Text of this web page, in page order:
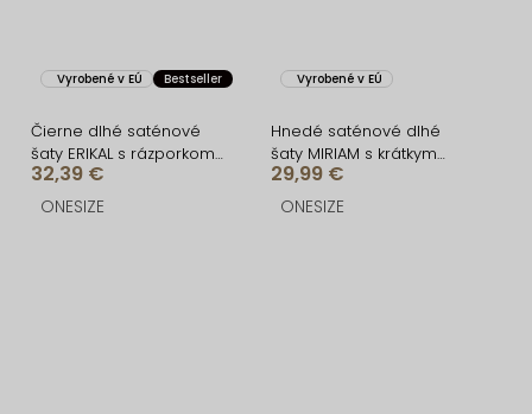
Vyrobené v EÚ Bestseller
Čierne dlhé saténové
šaty ERIKAL s rázporkom
a šnurovaním
32,39 €
ONESIZE
Vyrobené v EÚ
Hnedé saténové dlhé
šaty MIRIAM s krátkym
rukávom
29,99 €
ONESIZE